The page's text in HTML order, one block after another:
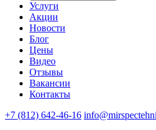
Услуги
Акции
Новости
Блог
Цены
Видео
Отзывы
Вакансии
Контакты
+7 (812) 642-46-16